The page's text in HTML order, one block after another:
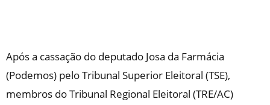
Após a cassação do deputado Josa da Farmácia
(Podemos) pelo Tribunal Superior Eleitoral (TSE),
membros do Tribunal Regional Eleitoral (TRE/AC)